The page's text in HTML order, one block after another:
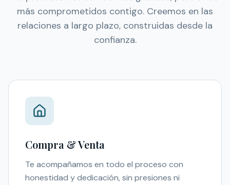
más comprometidos contigo. Creemos en las
relaciones a largo plazo, construidas desde la
confianza.
Compra & Venta
Te acompañamos en todo el proceso con
honestidad y dedicación, sin presiones ni